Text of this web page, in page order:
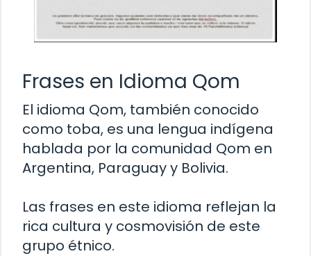
Frases en Idioma Qom
El idioma Qom, también conocido
como toba, es una lengua indígena
hablada por la comunidad Qom en
Argentina, Paraguay y Bolivia.
Las frases en este idioma reflejan la
rica cultura y cosmovisión de este
grupo étnico.